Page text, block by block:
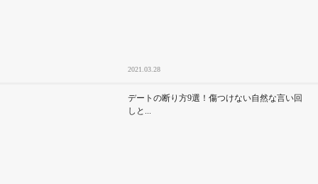
2021.03.28
デートの断り方9選！傷つけない自然な言い回
しと...